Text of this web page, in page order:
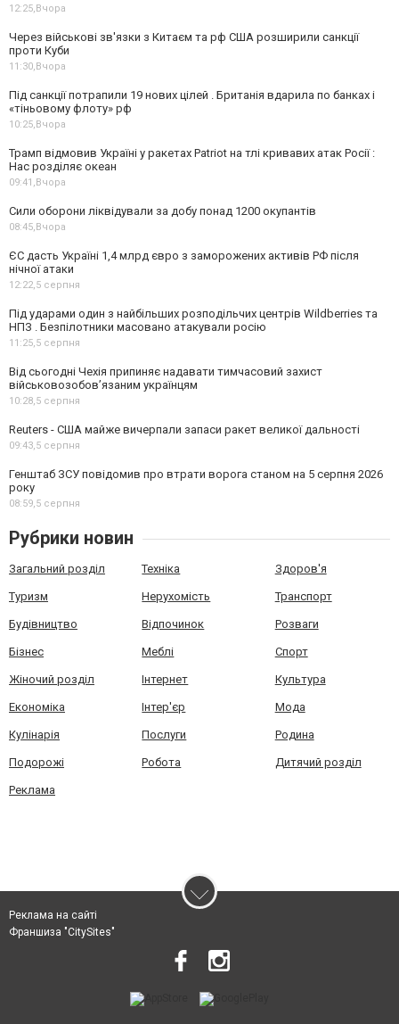
12:25,Вчора
Через військові зв'язки з Китаєм та рф США розширили санкції
проти Куби
11:30,Вчора
Під санкції потрапили 19 нових цілей . Британія вдарила по банках і
«тіньовому флоту» рф
10:25,Вчора
Трамп відмовив Україні у ракетах Patriot на тлі кривавих атак Росії :
Нас розділяє океан
09:41,Вчора
Сили оборони ліквідували за добу понад 1200 окупантів
08:45,Вчора
ЄС дасть Україні 1,4 млрд євро з заморожених активів РФ після
нічної атаки
12:22,5 серпня
Під ударами один з найбільших розподільчих центрів Wildberries та
НПЗ . Безпілотники масовано атакували росію
11:25,5 серпня
Від сьогодні Чехія припиняє надавати тимчасовий захист
військовозобов’язаним українцям
10:28,5 серпня
Reuters - США майже вичерпали запаси ракет великої дальності
09:43,5 серпня
Генштаб ЗСУ повідомив про втрати ворога станом на 5 серпня 2026
року
08:59,5 серпня
Рубрики новин
Загальний розділ Техніка Здоров'я
Туризм Нерухомість Транспорт
Будівництво Відпочинок Розваги
Бізнес Меблі Спорт
Жіночий розділ Інтернет Культура
Економіка Інтер'єр Мода
Кулінарія Послуги Родина
Подорожі Робота Дитячий розділ
Реклама
Реклама на сайті
Франшиза "CitySites"